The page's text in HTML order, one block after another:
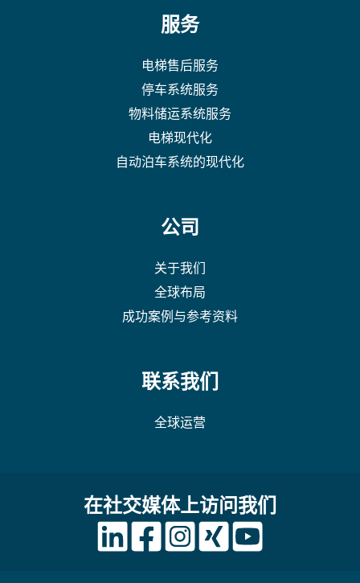
服务
电梯售后服务
停车系统服务
物料储运系统服务
电梯现代化
自动泊车系统的现代化
公司
关于我们
全球布局
成功案例与参考资料
联系我们
全球运营
在社交媒体上访问我们